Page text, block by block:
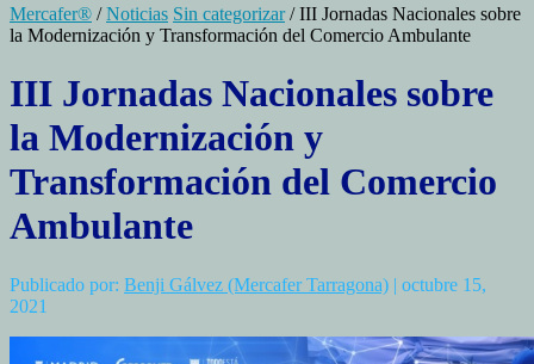
Mercafer® /Noticias Sin categorizar/ III Jornadas Nacionales sobre
la Modernización y Transformación del Comercio Ambulante
III Jornadas Nacionales sobre
la Modernización y
Transformación del Comercio
Ambulante
Publicado por: Benji Gálvez (Mercafer Tarragona) | octubre 15,
2021